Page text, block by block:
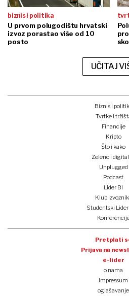
biznis i politika
U prvom polugodištu hrvatski
izvoz porastao više od 10
posto
UČITAJ
Biznis i
Tvrtke i
Financije
Kripto
Što i kako
Zeleno i
Unplugged
Podcast
Lider BI
Klub
Studentski
Pretplati
Prijava na
e-lider
o nama
impressum
oglašavanje